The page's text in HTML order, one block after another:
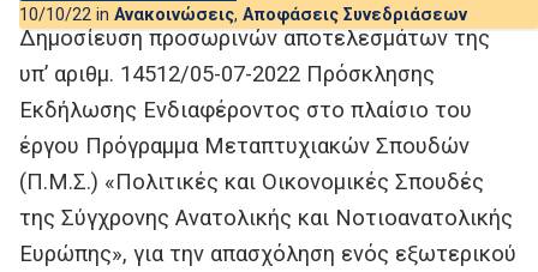
10/10/22 in Ανακοινώσεις, Αποφάσεις Συνεδριάσεων
Δημοσίευση προσωρινών αποτελεσμάτων της
υπ’ αριθμ. 14512/05-07-2022 Πρόσκλησης
Εκδήλωσης Ενδιαφέροντος στο πλαίσιο του
έργου Πρόγραμμα Μεταπτυχιακών Σπουδών
(Π.Μ.Σ.) «Πολιτικές και Οικονομικές Σπουδές
της Σύγχρονης Ανατολικής και Νοτιοανατολικής
Ευρώπης», για την απασχόληση ενός εξωτερικού